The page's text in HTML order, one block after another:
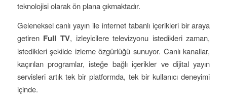
teknolojisi olarak ön plana çıkmaktadır.
Geleneksel canlı yayın ile internet tabanlı içerikleri bir araya
getiren Full TV, izleyicilere televizyonu istedikleri zaman,
istedikleri şekilde izleme özgürlüğü sunuyor. Canlı kanallar,
kaçırılan programlar, isteğe bağlı içerikler ve dijital yayın
servisleri artık tek bir platformda, tek bir kullanıcı deneyimi
içinde.